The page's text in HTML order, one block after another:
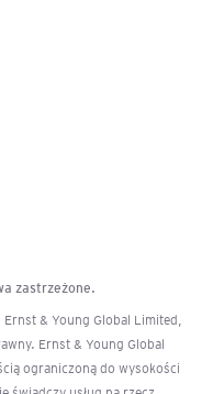
zastrzeżone.
& Young Global Limited,
Ernst & Young Global
ograniczoną do wysokości